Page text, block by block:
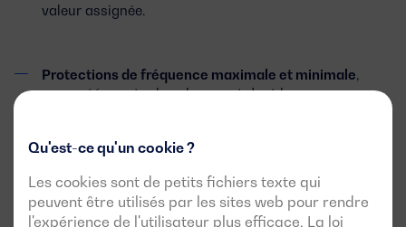
Qu'est-ce qu'un cookie ?
Les cookies sont de petits fichiers texte qui
peuvent être utilisés par les sites web pour rendre
l'expérience de l'utilisateur plus efficace. La loi
valeur assignée.
Protections de fréquence maximale et minimale
connectées entre les phases, et dont le
plus de 5 périodes.